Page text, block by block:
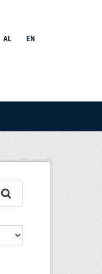
AL EN